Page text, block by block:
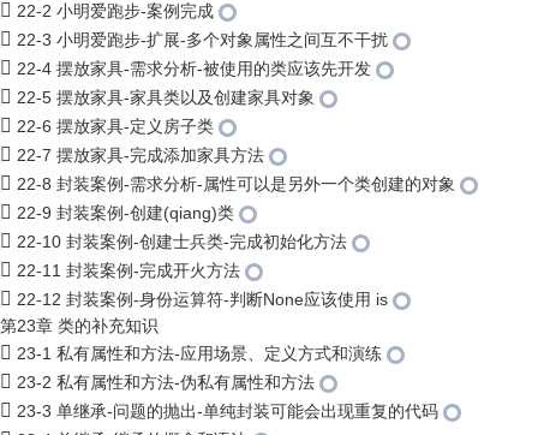
22-2 小明爱跑步-案例完成
22-3 小明爱跑步-扩展-多个对象属性之间互不干扰
22-4 摆放家具-需求分析-被使用的类应该先开发
22-5 摆放家具-家具类以及创建家具对象
22-6 摆放家具-定义房子类
22-7 摆放家具-完成添加家具方法
22-8 封装案例-需求分析-属性可以是另外一个类创建的对象
22-9 封装案例-创建(qiang)类
22-10 封装案例-创建士兵类-完成初始化方法
22-11 封装案例-完成开火方法
22-12 封装案例-身份运算符-判断None应该使用 is
第23章 类的补充知识
23-1 私有属性和方法-应用场景、定义方式和演练
23-2 私有属性和方法-伪私有属性和方法
23-3 单继承-问题的抛出-单纯封装可能会出现重复的代码